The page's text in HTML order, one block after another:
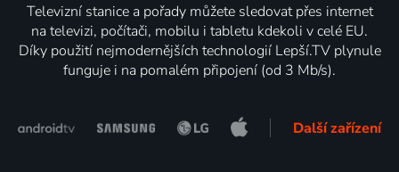
Televizní stanice a pořady můžete sledovat přes internet
na televizi, počítači, mobilu i tabletu kdekoli v celé EU.
Díky použití nejmodernějších technologií Lepší.TV plynule
funguje i na pomalém připojení (od 3 Mb/s).
Další zařízení